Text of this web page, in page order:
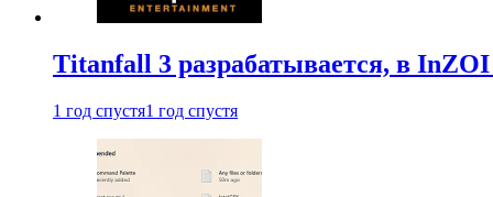
Titanfall 3 разрабатывается, в
1 год спустя1 год спустя